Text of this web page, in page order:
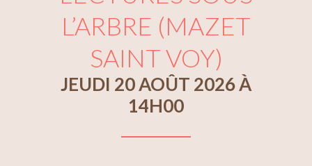
L’ARBRE (MAZET
SAINT VOY)
JEUDI 20 AOÛT 2026 À
14H00